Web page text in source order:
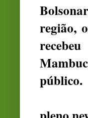
região,
público.